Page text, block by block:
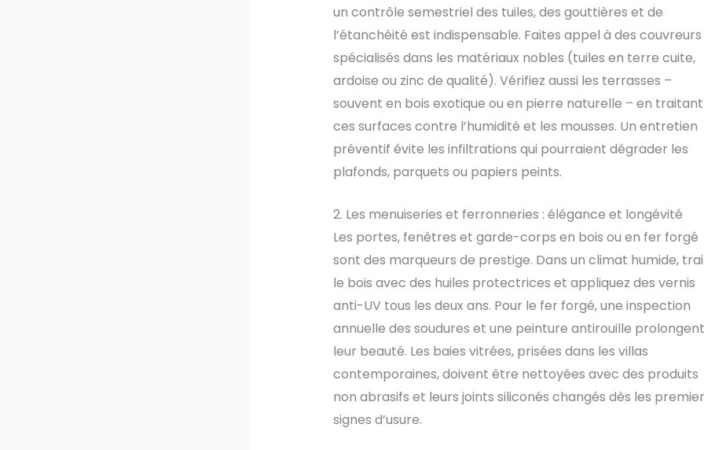
un contrôle semestriel des tuiles, des gouttières et de
l’étanchéité est indispensable. Faites appel à des couvreurs
spécialisés dans les matériaux nobles (tuiles en terre cuite,
ardoise ou zinc de qualité). Vérifiez aussi les terrasses –
souvent en bois exotique ou en pierre naturelle – en traitant
ces surfaces contre l’humidité et les mousses. Un entretien
préventif évite les infiltrations qui pourraient dégrader les
plafonds, parquets ou papiers peints.
2. Les menuiseries et ferronneries : élégance et longévité
Les portes, fenêtres et garde-corps en bois ou en fer forgé
sont des marqueurs de prestige. Dans un climat humide,
le bois avec des huiles protectrices et appliquez des vernis
anti-UV tous les deux ans. Pour le fer forgé, une inspection
annuelle des soudures et une peinture antirouille prolongent
leur beauté. Les baies vitrées, prisées dans les villas
contemporaines, doivent être nettoyées avec des produits
non abrasifs et leurs joints siliconés changés dès les
signes d’usure.